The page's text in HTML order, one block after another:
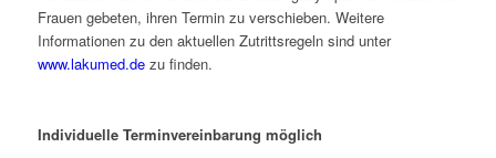
Frauen gebeten, ihren Termin zu verschieben. Weitere
Informationen zu den aktuellen Zutrittsregeln sind unter
www.lakumed.dezu finden.
Individuelle Terminvereinbarung möglich